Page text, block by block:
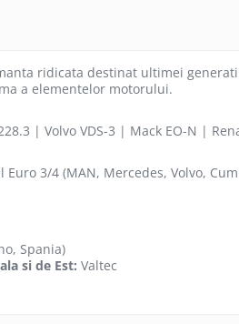
ridicata destinat ultimei
a elementelor motorului.
| Volvo VDS-3 | Mack EO-N |
3/4 (MAN, Mercedes, Volvo,
Spania)
si de Est: Valtec